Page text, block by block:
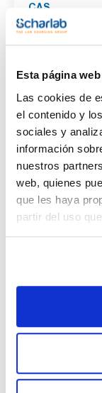
Esta página
Las cookies de
el contenido y
sociales y
información
nuestros
web, quienes
que les haya
partir del uso
CAS
[33146-45-
Iso-octane
Conc.
100 ug/ml
Referencia
PCB010K1ZT
Disponibilidad
Iso-octane
500 ug/ml